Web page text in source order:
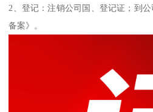
2、登记：注销公司国、登记证；到
备案》。